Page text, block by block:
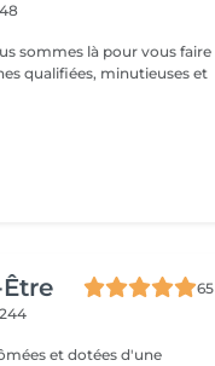
sommes là pour vous faire
qualifiées, minutieuses et
65
et dotées d'une